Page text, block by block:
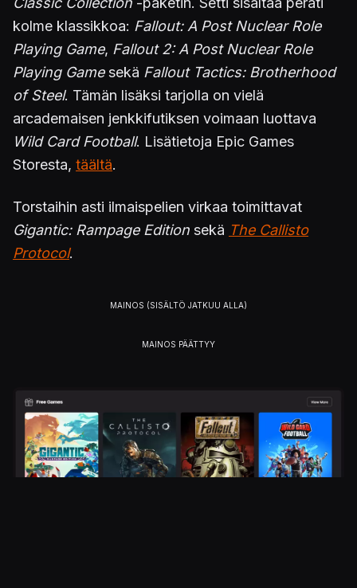
kolme klassikkoa: Fallout: A Post Nuclear Role
Playing Game, Fallout 2: A Post Nuclear Role
Playing Gamesekä Fallout Tactics: Brotherhood
of Steel. Tämän lisäksi tarjolla on vielä
arcademaisen jenkkifutiksen voimaan luottava
Wild Card Football. Lisätietoja Epic Games
Storesta, täältä.
Torstaihin asti ilmaispelien virkaa toimittavat
Gigantic: Rampage Edition sekä The Callisto
Protocol.
Kuva